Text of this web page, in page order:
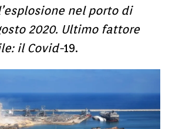
nel porto di
2020. Ultimo fattore
il Covid-19.